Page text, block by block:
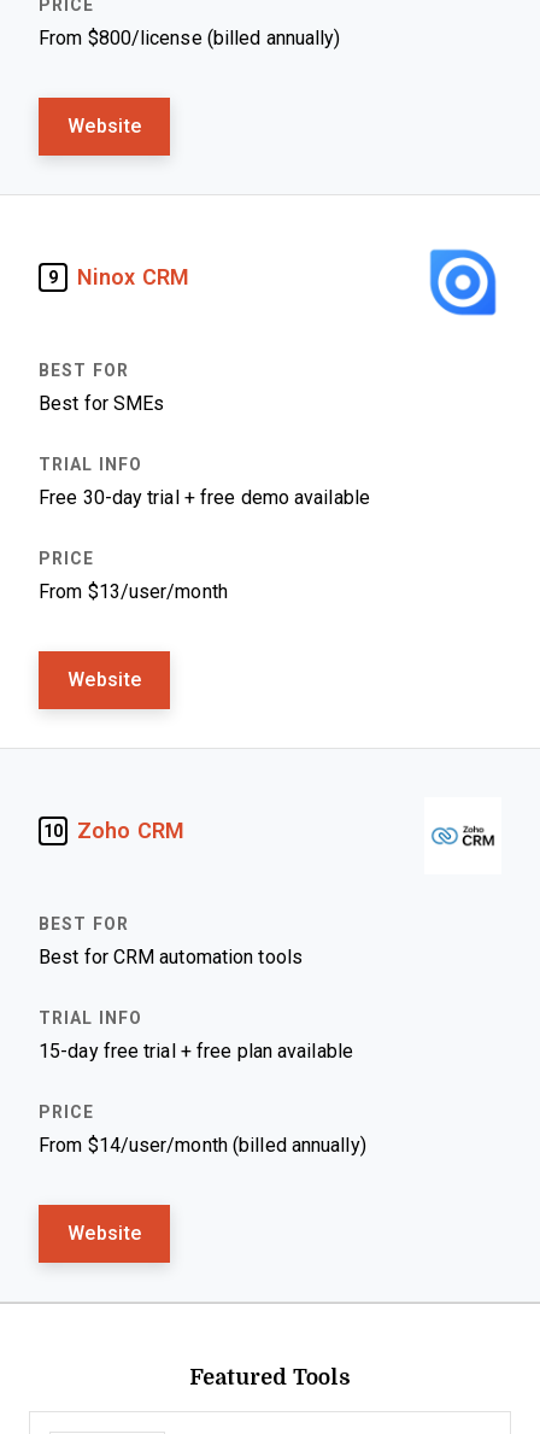
From $800/license (billed annually)
Website
9 Ninox CRM
Best for SMEs
Free 30-day trial + free demo available
From $13/user/month
Website
10 Zoho CRM
Best for CRM automation tools
15-day free trial + free plan available
From $14/user/month (billed annually)
Website
Featured Tools